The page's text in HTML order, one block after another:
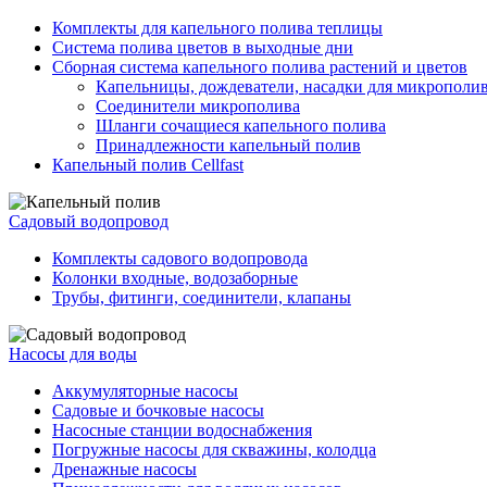
Комплекты для капельного полива теплицы
Система полива цветов в выходные дни
Сборная система капельного полива растений и цветов
Капельницы, дождеватели, насадки для
Соединители микрополива
Шланги сочащиеся капельного полива
Принадлежности капельный полив
Капельный полив Cellfast
Садовый водопровод
Комплекты садового водопровода
Колонки входные, водозаборные
Трубы, фитинги, соединители, клапаны
Насосы для воды
Аккумуляторные насосы
Садовые и бочковые насосы
Насосные станции водоснабжения
Погружные насосы для скважины, колодца
Дренажные насосы